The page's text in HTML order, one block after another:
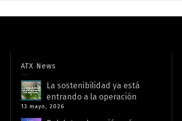
ATX News
La sostenibilidad ya está
entrando a la operación
13 mayo, 2026